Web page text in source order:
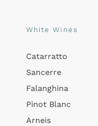
White Wines
Catarratto
Sancerre
Falanghina
Pinot Blanc
Arneis